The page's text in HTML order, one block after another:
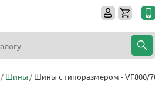
Шины Шины с типоразмером - VF800/